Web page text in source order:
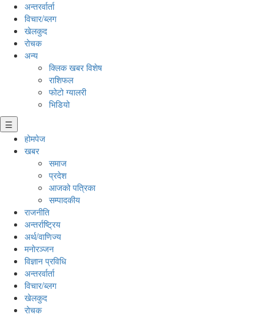
अन्तरर्वार्ता
विचार/ब्लग
खेलकुद
रोचक
अन्य
क्लिक खबर विशेष
राशिफल
फोटो ग्यालरी
भिडियो
☰
होमपेज
खबर
समाज
प्रदेश
आजको पत्रिका
सम्पादकीय
राजनीति
अन्तर्राष्ट्रिय
अर्थ/वाणिज्य
मनाेरञ्जन
विज्ञान प्रविधि
अन्तरर्वार्ता
विचार/ब्लग
खेलकुद
रोचक